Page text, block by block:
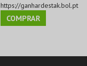
https://ganhardestak.bol.pt
COMPRAR